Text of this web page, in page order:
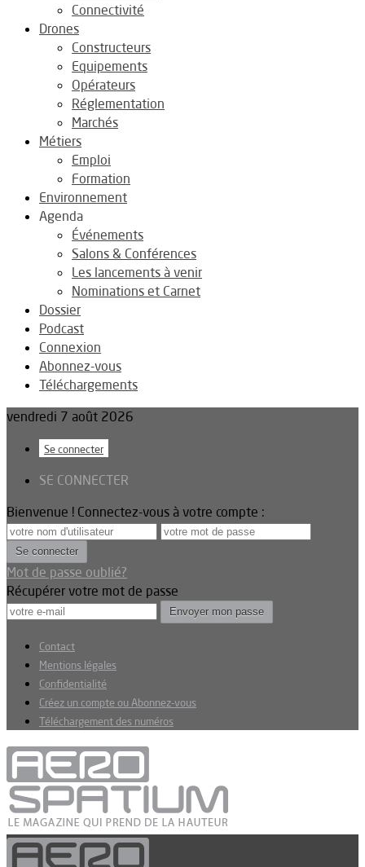
Connectivité
Drones
Constructeurs
Equipements
Opérateurs
Réglementation
Marchés
Métiers
Emploi
Formation
Environnement
Agenda
Événements
Salons & Conférences
Les lancements à venir
Nominations et Carnet
Dossier
Podcast
Connexion
Abonnez-vous
Téléchargements
vendredi 7 août 2026
Se connecter
SE CONNECTER
Bienvenue ! Connectez-vous à votre compte :
Mot de passe oublié?
Récupérer votre mot de passe
Contact
Mentions légales
Confidentialité
Créez un compte ou Abonnez-vous
Téléchargement des numéros